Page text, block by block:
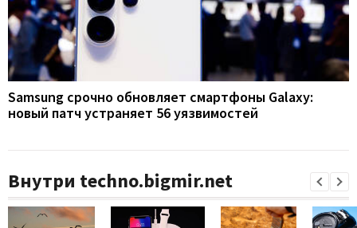
Samsung срочно обновляет смартфоны Galaxy:
новый патч устраняет 56 уязвимостей
Внутри techno.bigmir.net